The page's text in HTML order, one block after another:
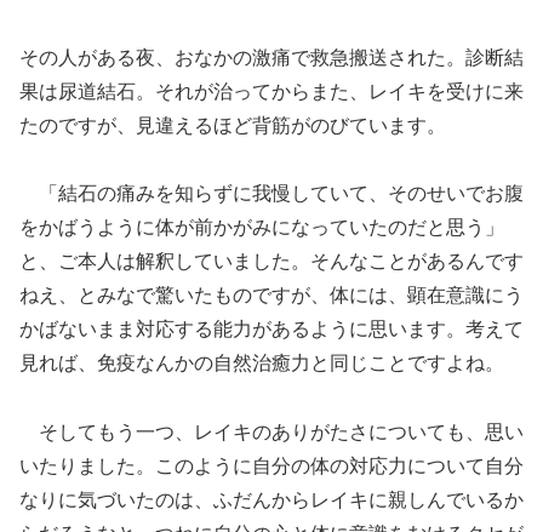
その人がある夜、おなかの激痛で救急搬送された。診断結
果は尿道結石。それが治ってからまた、レイキを受けに来
たのですが、見違えるほど背筋がのびています。
「結石の痛みを知らずに我慢していて、そのせいでお腹
をかばうように体が前かがみになっていたのだと思う」
と、ご本人は解釈していました。そんなことがあるんです
ねえ、とみなで驚いたものですが、体には、顕在意識にう
かばないまま対応する能力があるように思います。考えて
見れば、免疫なんかの自然治癒力と同じことですよね。
そしてもう一つ、レイキのありがたさについても、思い
いたりました。このように自分の体の対応力について自分
なりに気づいたのは、ふだんからレイキに親しんでいるか